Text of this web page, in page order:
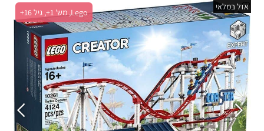
Lego, מש' 1+, גיל 16+
אזל במלאי